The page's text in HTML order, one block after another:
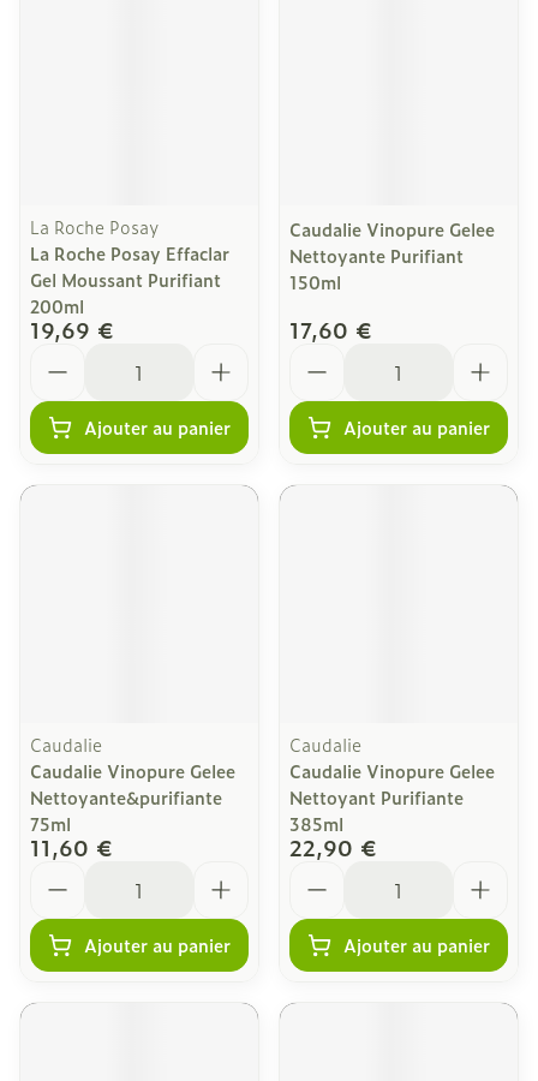
La Roche Posay
La Roche Posay Effaclar
Gel Moussant Purifiant
200ml
19,69 €
Ajouter au panier
Caudalie Vinopure Gelee
Nettoyante Purifiant
150ml
17,60 €
Ajouter au panier
Caudalie
Caudalie Vinopure Gelee
Nettoyante&purifiante
75ml
11,60 €
Ajouter au panier
Caudalie
Caudalie Vinopure Gelee
Nettoyant Purifiante
385ml
22,90 €
Ajouter au panier